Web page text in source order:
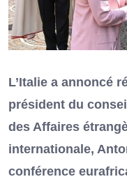
L’Italie a annoncé
président du
des Affaires
internationale,
conférence